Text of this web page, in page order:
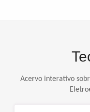
Acervo interativo